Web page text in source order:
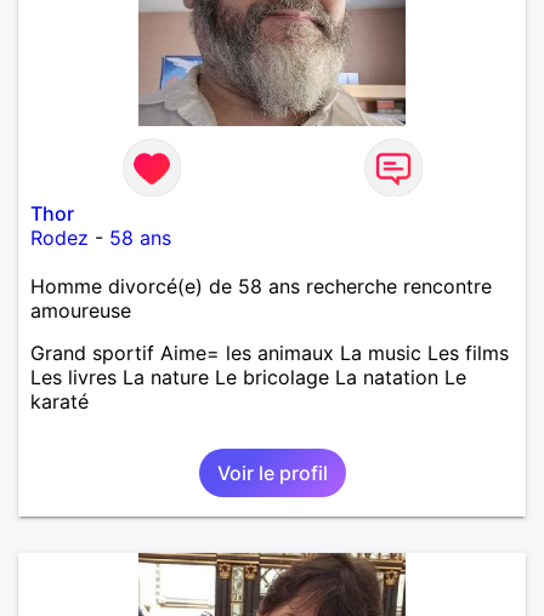
Thor
Rodez - 58 ans
Homme divorcé(e) de 58 ans recherche rencontre
amoureuse
Grand sportif Aime= les animaux La music Les films
Les livres La nature Le bricolage La natation Le
karaté
Voir le profil